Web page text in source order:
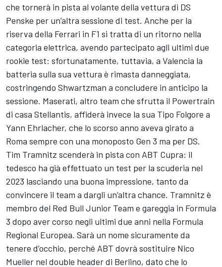
che tornerà in pista al volante della vettura di DS
Penske per un’altra sessione di test. Anche per la
riserva della Ferrari in F1 si tratta di un ritorno nella
categoria elettrica, avendo partecipato agli ultimi due
rookie test: sfortunatamente, tuttavia, a Valencia la
batteria sulla sua vettura è rimasta danneggiata,
costringendo Shwartzman a concludere in anticipo la
sessione. Maserati, altro team che sfrutta il Powertrain
di casa Stellantis, affiderà invece la sua Tipo Folgore a
Yann Ehrlacher, che lo scorso anno aveva girato a
Roma sempre con una monoposto Gen 3 ma per DS.
Tim Tramnitz scenderà in pista con ABT Cupra: il
tedesco ha già effettuato un test per la scuderia nel
2023 lasciando una buona impressione, tanto da
convincere il team a dargli un’altra chance. Tramnitz è
membro del Red Bull Junior Team e gareggia in Formula
3 dopo aver corso negli ultimi due anni nella Formula
Regional Europea. Sarà un nome sicuramente da
tenere d’occhio, perché ABT dovrà sostituire Nico
Mueller nel double header di Berlino, dato che lo